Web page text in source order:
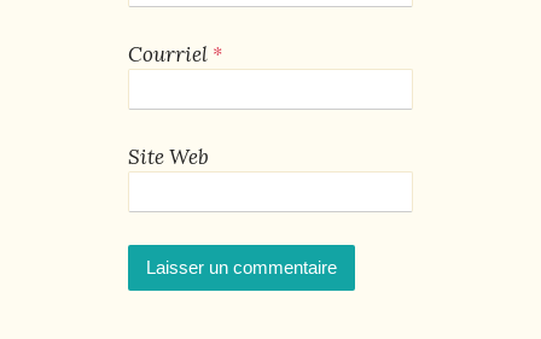
Courriel *
Site Web